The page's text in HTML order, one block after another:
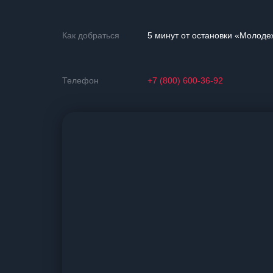
Как добраться 5 минут от остановки
Телефон +7 (800) 600-36-92